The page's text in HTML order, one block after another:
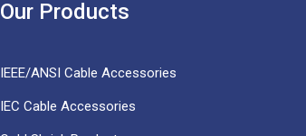
Our Products
IEEE/ANSI Cable Accessories
IEC Cable Accessories